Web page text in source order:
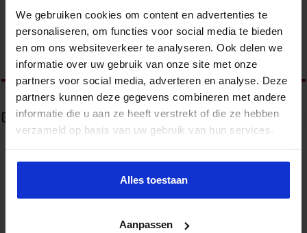
We gebruiken cookies om content en advertenties te
personaliseren, om functies voor social media te bieden
en om ons websiteverkeer te analyseren. Ook delen we
informatie over uw gebruik van onze site met onze
partners voor social media, adverteren en analyse. Deze
partners kunnen deze gegevens combineren met andere
informatie die u aan ze heeft verstrekt of die ze hebben
verzameld op basis van uw gebruik van hun services.
Alles toestaan
Aanpassen
Het Studiecentrum voor Bedrijf en Overheid (SBO)
organiseert jaarlijks zo’n 200 opleidingen en
congressen over o.a. onderwijs, veiligheid, milieu
& RO, zorg, bouw & infra en overheid.
Gerelateerde Artikelen